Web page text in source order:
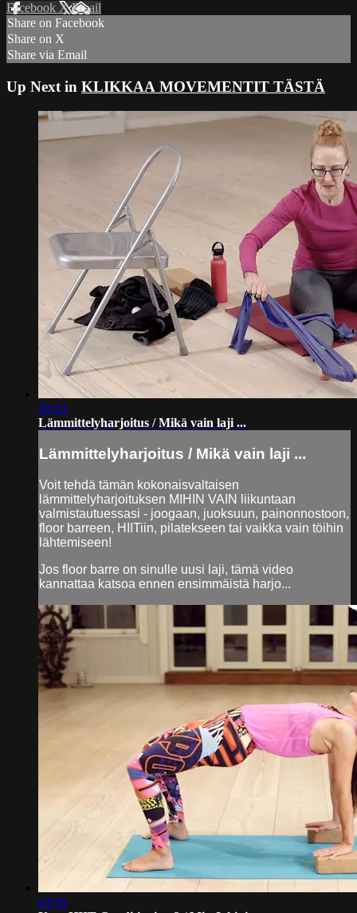
Facebook XEmail
Share on Facebook
Share on X
Share via Email
Up Next in KLIKKAA MOVEMENTIT TÄSTÄ
30:33
Lämmittelyharjoitus / Mikä vain laji ...
Lämmittelyharjoitus / Mikä vain laji ...
Voit tehdä tämän kokonaisvaltaisen
lämmittelyharjoituksen MIHIN VAIN liikuntaan
valmistautuessasi - joogaan, juoksuun, painonnostoon,
floor barreen, HIITiin, pilatekseen tai vaikka vain töihin
lähtemiseen!
Jos floor barre on sinulle uusi laji, tämä video
kannattaa katsoa ennen ensimmäistä harjo...
03:50